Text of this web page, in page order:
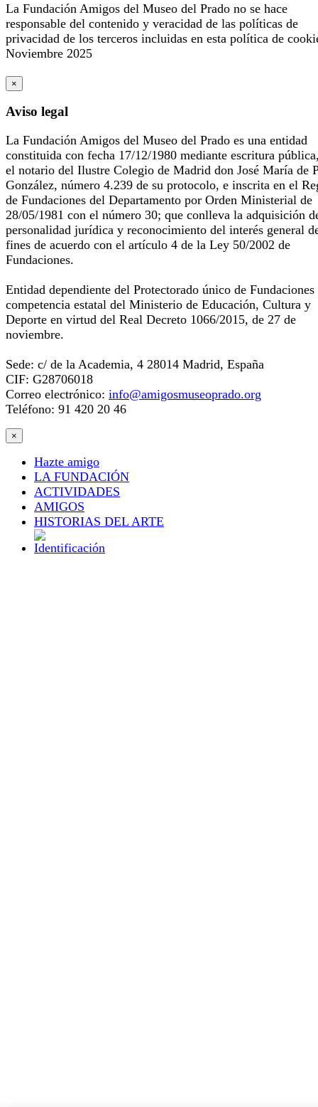
La Fundación Amigos del Museo del Prado no se hace
responsable del contenido y veracidad de las políticas de
privacidad de los terceros incluidas en esta política de
Noviembre 2025
×
Aviso legal
La Fundación Amigos del Museo del Prado es una entidad
constituida con fecha 17/12/1980 mediante escritura
el notario del Ilustre Colegio de Madrid don José María de
González, número 4.239 de su protocolo, e inscrita en el
de Fundaciones del Departamento por Orden Ministerial de
28/05/1981 con el número 30; que conlleva la adquisición
personalidad jurídica y reconocimiento del interés general
fines de acuerdo con el artículo 4 de la Ley 50/2002 de
Fundaciones.
Entidad dependiente del Protectorado único de Fundaciones
competencia estatal del Ministerio de Educación, Cultura y
Deporte en virtud del Real Decreto 1066/2015, de 27 de
noviembre.
Sede: c/ de la Academia, 4 28014 Madrid, España
CIF: G28706018
Correo electrónico: info@amigosmuseoprado.org
Teléfono: 91 420 20 46
×
Hazte amigo
LA FUNDACIÓN
ACTIVIDADES
AMIGOS
HISTORIAS DEL ARTE